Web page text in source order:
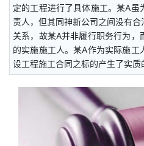
定的工程进行了具体施工。某A虽
责人，但其同神新公司之间没有
关系，故某A并非履行职务行为
的实施施工人。某A作为实际施
设工程施工合同之标的产生了实质